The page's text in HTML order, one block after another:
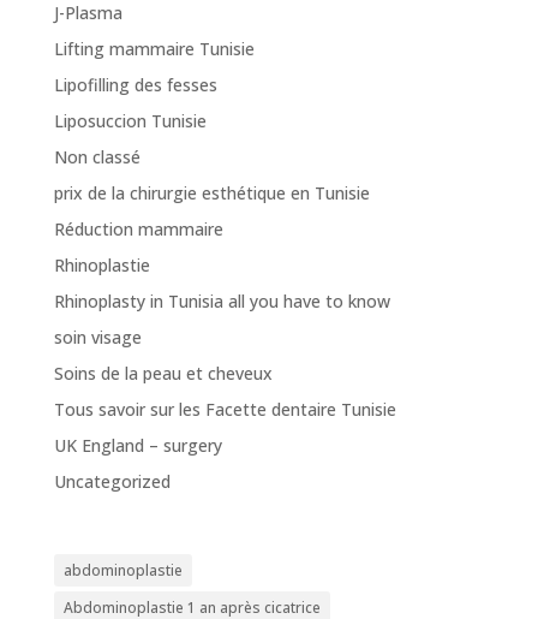
J-Plasma
Lifting mammaire Tunisie
Lipofilling des fesses
Liposuccion Tunisie
Non classé
prix de la chirurgie esthétique en Tunisie
Réduction mammaire
Rhinoplastie
Rhinoplasty in Tunisia all you have to know
soin visage
Soins de la peau et cheveux
Tous savoir sur les Facette dentaire Tunisie
UK England – surgery
Uncategorized
abdominoplastie
Abdominoplastie 1 an après cicatrice